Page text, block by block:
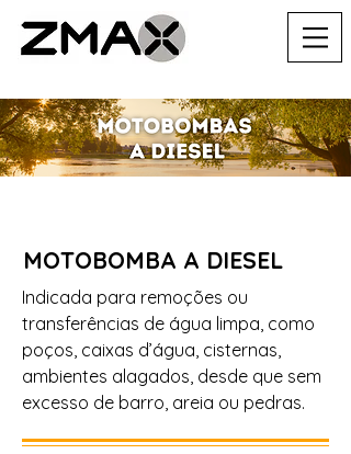
MOTOBOMBA A DIESEL
Indicada para remoções ou
transferências de água limpa, como
poços, caixas d’água, cisternas,
ambientes alagados, desde que sem
excesso de barro, areia ou pedras.